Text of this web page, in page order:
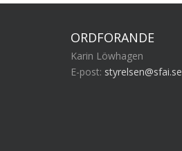
ORDFÖRANDE
Karin Löwhagen
E-post: styrelsen@sfai.se